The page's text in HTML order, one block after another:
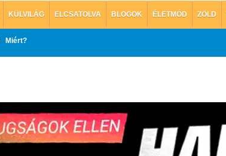
KÜLVILÁG ELCSATOLVA BLOGOK ÉLETMÓD ZÖLD
Miért?